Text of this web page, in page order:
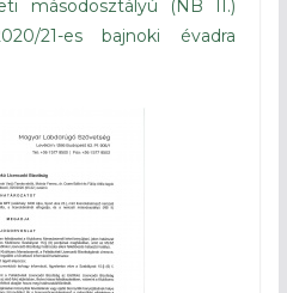
másodosztályú (NB II.)
21-es bajnoki évadra